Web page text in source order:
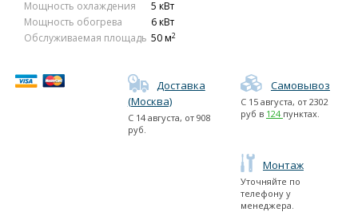
Мощность охлаждения
5 кВт
Мощность обогрева
6 кВт
Обслуживаемая площадь 50 м2
Доставка
(Москва)
С 14 августа, от 908
руб.
Самовывоз
С 15 августа, от 2302
руб в 124 пунктах.
Монтаж
Уточняйте по
телефону у
менеджера.